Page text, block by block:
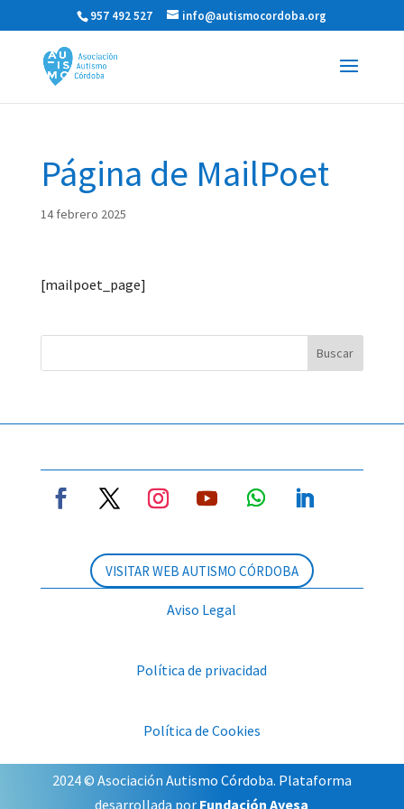
957 492 527 info@autismocordoba.org
Página de MailPoet
14 febrero 2025
[mailpoet_page]
Buscar
VISITAR WEB AUTISMO CÓRDOBA
Aviso Legal
Política de privacidad
Política de Cookies
2024 © Asociación Autismo Córdoba. Plataforma
desarrollada por Fundación Ayesa